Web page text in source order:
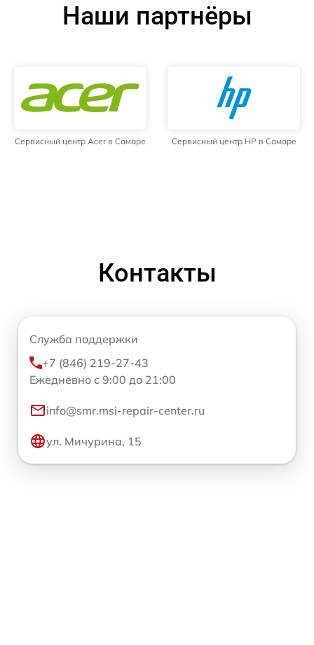
Наши партнёры
Сервисный центр Acer в Самаре Сервисный центр HP в Самаре
Контакты
Служба поддержки
+7 (846) 219-27-43
Ежедневно с 9:00 до 21:00
info@smr.msi-repair-center.ru
ул. Мичурина, 15